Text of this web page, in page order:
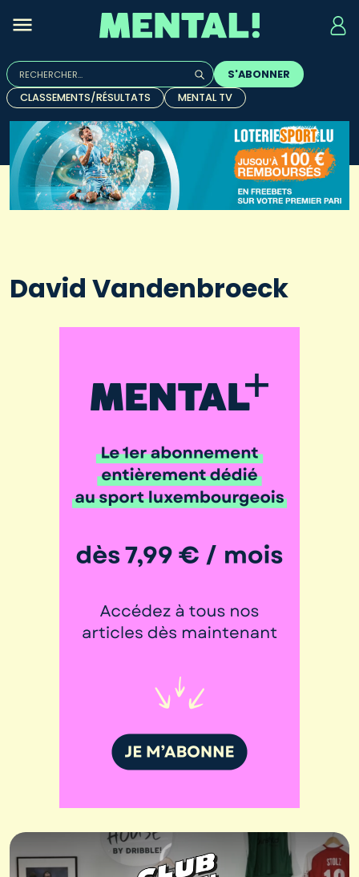
Rechercher :
Quand les résultats de l'auto-complétion sont
S'ABONNER
CLASSEMENTS/RÉSULTATS
MENTAL TV
David Vandenbroeck